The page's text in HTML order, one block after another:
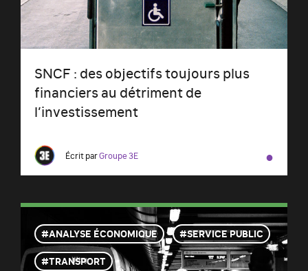
SNCF : des objectifs toujours plus
financiers au détriment de
l’investissement
Écrit parGroupe 3E ●
ANALYSE ÉCONOMIQUE
SERVICE PUBLIC
TRANSPORT